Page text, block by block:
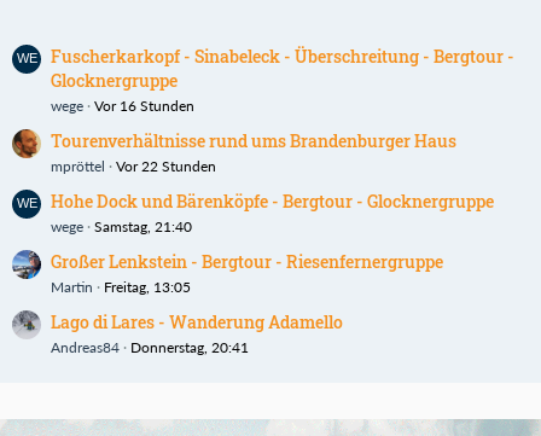
Fuscherkarkopf - Sinabeleck - Überschreitung - Bergtour -
Glocknergruppe
wege Vor 16 Stunden
Tourenverhältnisse rund ums Brandenburger Haus
mpröttel Vor 22 Stunden
Hohe Dock und Bärenköpfe - Bergtour - Glocknergruppe
wege Samstag, 21:40
Großer Lenkstein - Bergtour - Riesenfernergruppe
Martin Freitag, 13:05
Lago di Lares - Wanderung Adamello
Andreas84 Donnerstag, 20:41